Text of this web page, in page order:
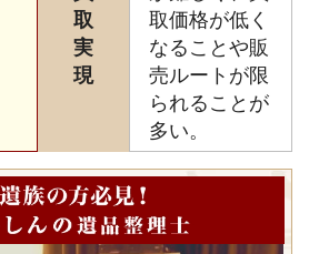
取
実
現
取価格が低く
なることや販
売ルートが限
られることが
多い。